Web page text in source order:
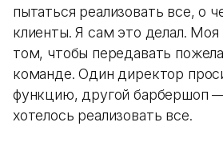
пытаться реализовать все, о
клиенты. Я сам это делал. Моя
том, чтобы передавать
команде. Один директор
функцию, другой барбершоп
хотелось реализовать все.